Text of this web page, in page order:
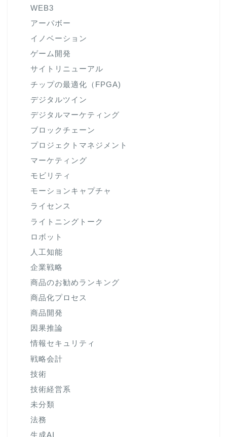
WEB3
アーパボー
イノベーション
ゲーム開発
サイトリニューアル
チップの最適化（FPGA)
デジタルツイン
デジタルマーケティング
ブロックチェーン
プロジェクトマネジメント
マーケティング
モビリティ
モーションキャプチャ
ライセンス
ライトニングトーク
ロボット
人工知能
企業戦略
商品のお勧めランキング
商品化プロセス
商品開発
因果推論
情報セキュリティ
戦略会計
技術
技術経営系
未分類
法務
生成AI